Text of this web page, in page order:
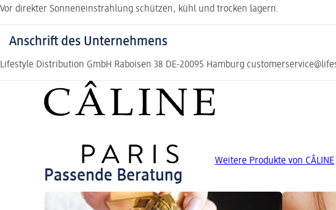
Vor direkter Sonneneinstrahlung schützen, kühl und trocken lagern.
Anschrift des Unternehmens
Lifestyle Distribution GmbH Raboisen 38 DE-20095 Hamburg
Weitere Produkte von CÂLINE
Passende Beratung